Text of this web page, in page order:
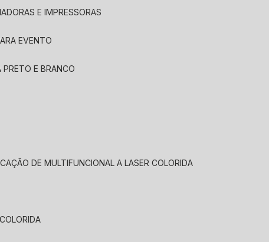
E IMPRESSORAS
EVENTO
PRETO E BRANCO
DE MULTIFUNCIONAL A LASER COLORIDA